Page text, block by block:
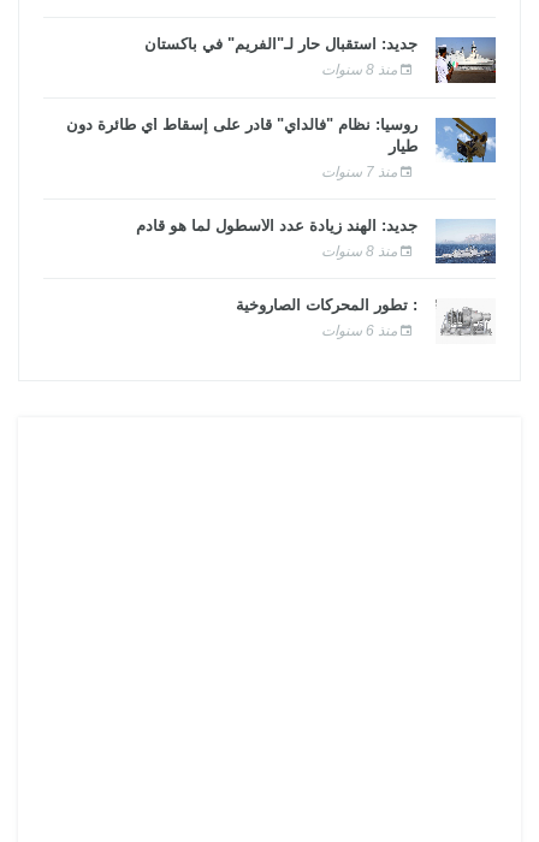
جديد: استقبال حار لـ"الفريم" في باكستان
منذ 8 سنوات
روسيا: نظام "فالداي" قادر على إسقاط أي طائرة دون
طيار
منذ 7 سنوات
جديد: الهند زيادة عدد الأسطول لما هو قادم
منذ 8 سنوات
: تطور المحركات الصاروخية
منذ 6 سنوات